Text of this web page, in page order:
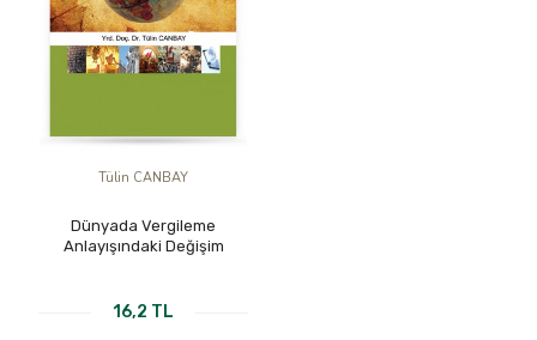
Tülin CANBAY
Dünyada Vergileme
Anlayışındaki Değişim
16,2 TL